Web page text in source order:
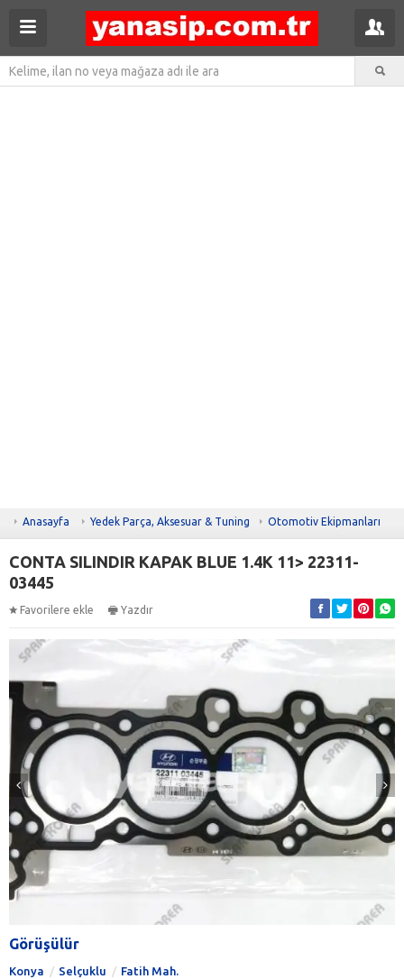
Anasayfa Yedek Parça, Aksesuar & Tuning Otomotiv Ekipmanları
CONTA SILINDIR KAPAK BLUE 1.4K 11> 22311-
03445
Favorilere ekle Yazdır
Görüşülür
Konya Selçuklu Fatih Mah.